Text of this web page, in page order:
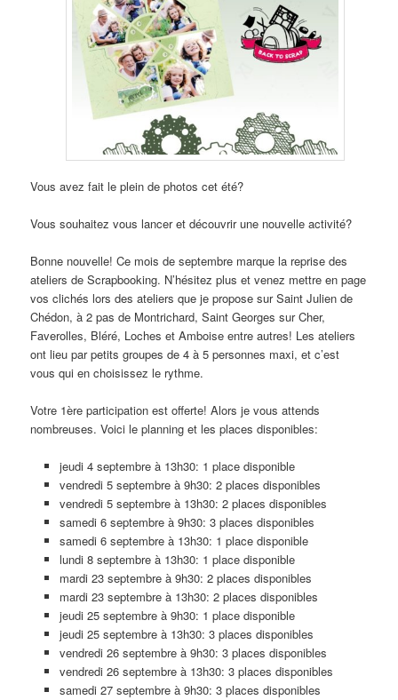
Vous avez fait le plein de photos cet été?
Vous souhaitez vous lancer et découvrir une nouvelle activité?
Bonne nouvelle! Ce mois de septembre marque la reprise des
ateliers de Scrapbooking. N’hésitez plus et venez mettre en page
vos clichés lors des ateliers que je propose sur Saint Julien de
Chédon, à 2 pas de Montrichard, Saint Georges sur Cher,
Faverolles, Bléré, Loches et Amboise entre autres! Les ateliers
ont lieu par petits groupes de 4 à 5 personnes maxi, et c’est
vous qui en choisissez le rythme.
Votre 1ère participation est offerte! Alors je vous attends
nombreuses. Voici le planning et les places disponibles:
jeudi 4 septembre à 13h30: 1 place disponible
vendredi 5 septembre à 9h30: 2 places disponibles
vendredi 5 septembre à 13h30: 2 places disponibles
samedi 6 septembre à 9h30: 3 places disponibles
samedi 6 septembre à 13h30: 1 place disponible
lundi 8 septembre à 13h30: 1 place disponible
mardi 23 septembre à 9h30: 2 places disponibles
mardi 23 septembre à 13h30: 2 places disponibles
jeudi 25 septembre à 9h30: 1 place disponible
jeudi 25 septembre à 13h30: 3 places disponibles
vendredi 26 septembre à 9h30: 3 places disponibles
vendredi 26 septembre à 13h30: 3 places disponibles
samedi 27 septembre à 9h30: 3 places disponibles